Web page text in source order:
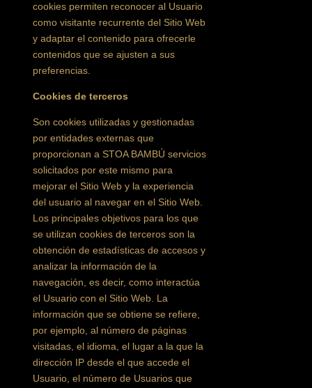
cookies permiten reconocer al Usuario
como visitante recurrente del Sitio Web
y adaptar el contenido para ofrecerle
contenidos que se ajusten a sus
preferencias.
Cookies de terceros
Son cookies utilizadas y gestionadas
por entidades externas que
proporcionan a STOA BAMBÚ servicios
solicitados por este mismo para
mejorar el Sitio Web y la experiencia
del usuario al navegar en el Sitio Web.
Los principales objetivos para los que
se utilizan cookies de terceros son la
obtención de estadísticas de accesos y
analizar la información de la
navegación, es decir, como interactúa
el Usuario con el Sitio Web. La
información que se obtiene se refiere,
por ejemplo, al número de páginas
visitadas, el idioma, el lugar a la que la
dirección IP desde el que accede el
Usuario, el número de Usuarios que